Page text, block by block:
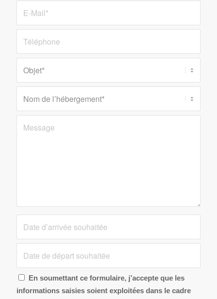
En soumettant ce formulaire, j’accepte que les
informations saisies soient exploitées dans le cadre